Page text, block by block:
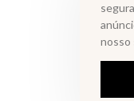
nosso